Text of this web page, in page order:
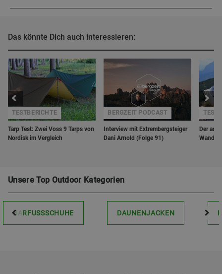
Das könnte Dich auch interessieren:
Tarp Test: Zwei Voss 9 Tarps von
Nordisk im Vergleich
TESTBERICHTE
Interview mit Extrembergsteiger
Dani Arnold (Folge 91)
BERGZEIT PODCAST
Der
Unsere Top Outdoor Kategorien
BARFUSSSCHUHE DAUNENJACKEN